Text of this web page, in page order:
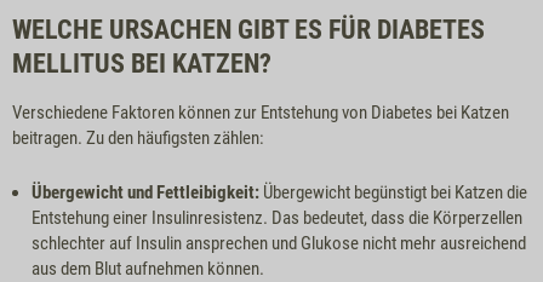
WELCHE URSACHEN GIBT ES FÜR DIABETES
MELLITUS BEI KATZEN?
Verschiedene Faktoren können zur Entstehung von Diabetes bei Katzen
beitragen. Zu den häufigsten zählen:
Übergewicht und Fettleibigkeit: Übergewicht begünstigt bei Katzen die
Entstehung einer Insulinresistenz. Das bedeutet, dass die Körperzellen
schlechter auf Insulin ansprechen und Glukose nicht mehr ausreichend
aus dem Blut aufnehmen können.